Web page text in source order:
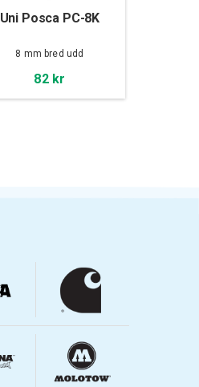
Uni Posca PC-8K
8 mm bred udd
82 kr